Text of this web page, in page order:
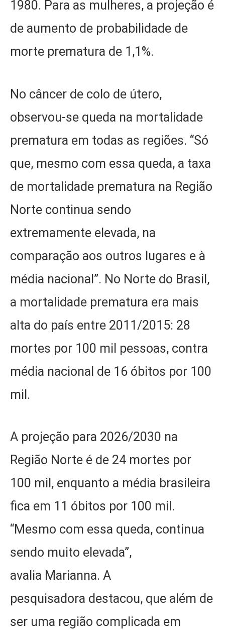
1980. Para as mulheres, a projeção é
de aumento de probabilidade de
morte prematura de 1,1%.
No câncer de colo de útero,
observou-se queda na mortalidade
prematura em todas as regiões. “Só
que, mesmo com essa queda, a taxa
de mortalidade prematura na Região
Norte continua sendo
extremamente elevada, na
comparação aos outros lugares e à
média nacional”. No Norte do Brasil,
a mortalidade prematura era mais
alta do país entre 2011/2015: 28
mortes por 100 mil pessoas, contra
média nacional de 16 óbitos por 100
mil.
A projeção para 2026/2030 na
Região Norte é de 24 mortes por
100 mil, enquanto a média brasileira
fica em 11 óbitos por 100 mil.
“Mesmo com essa queda, continua
sendo muito elevada”,
avalia Marianna. A
pesquisadora destacou, que além de
ser uma região complicada em